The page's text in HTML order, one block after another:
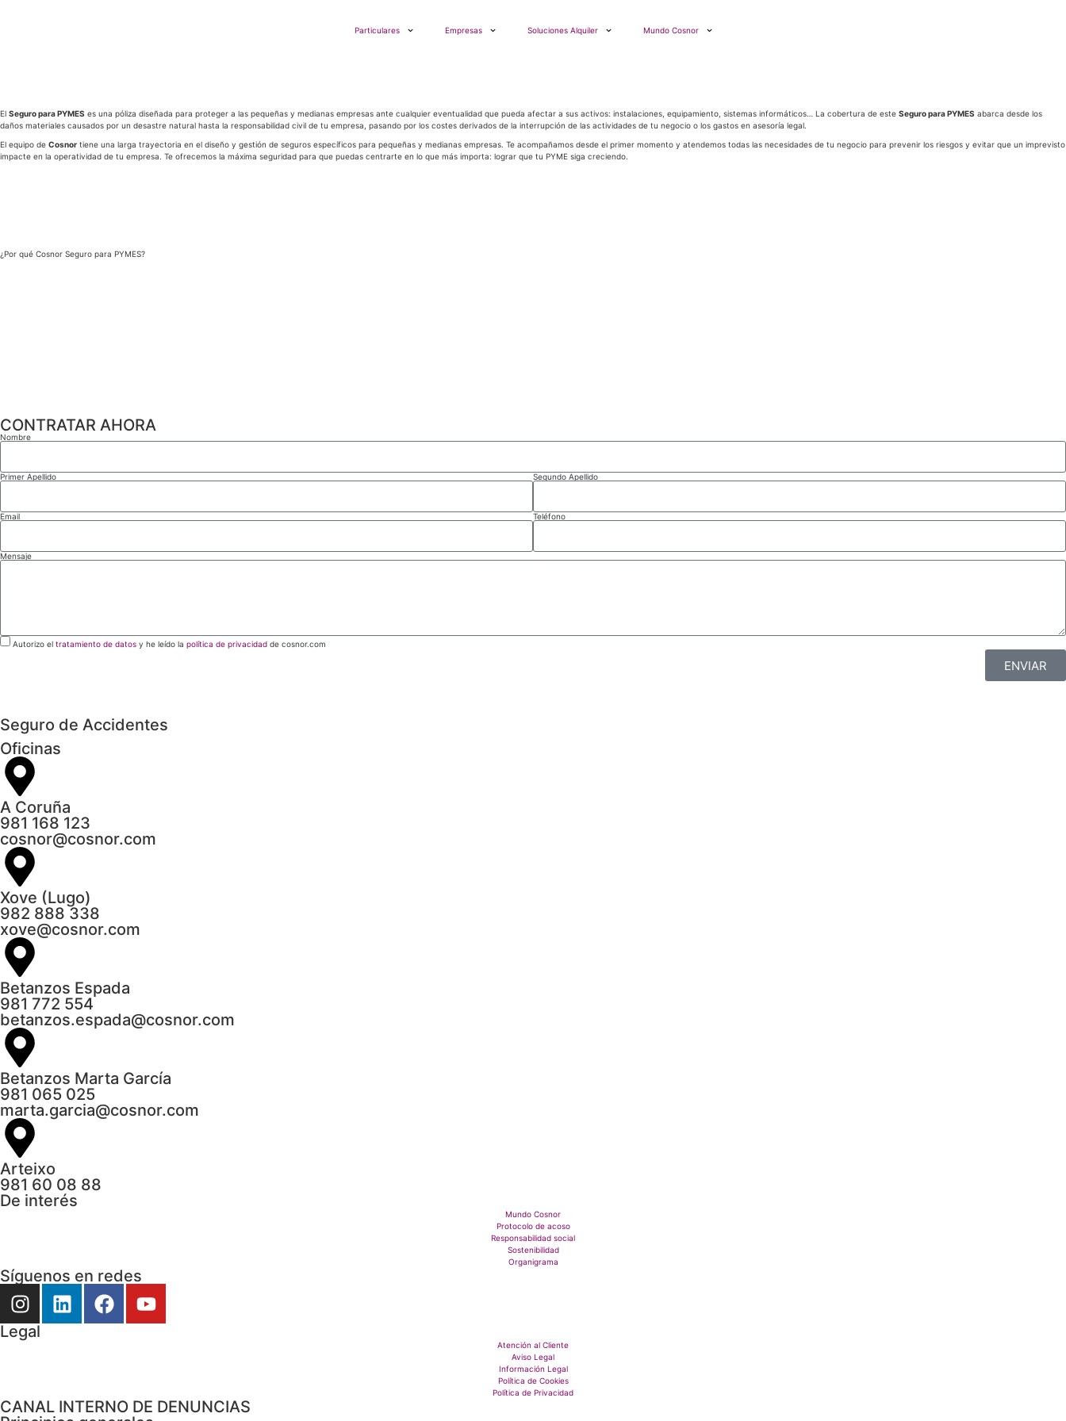
Particulares Empresas Soluciones Alquiler Mundo Cosnor
El Seguro para PYMES es una póliza diseñada para proteger a las pequeñas y medianas empresas ante cualquier eventualidad que pueda afectar a sus activos: instalaciones, equipamiento, sistemas informáticos… La cobertura de este Seguro para PYMES abarca desde los
daños materiales causados por un desastre natural hasta la responsabilidad civil de tu empresa, pasando por los costes derivados de la interrupción de las actividades de tu negocio o los gastos en asesoría legal.
El equipo de Cosnor tiene una larga trayectoria en el diseño y gestión de seguros específicos para pequeñas y medianas empresas. Te acompañamos desde el primer momento y atendemos todas las necesidades de tu negocio para prevenir los riesgos y evitar que un imprevisto
impacte en la operatividad de tu empresa. Te ofrecemos la máxima seguridad para que puedas centrarte en lo que más importa: lograr que tu PYME siga creciendo.
¿Por qué Cosnor Seguro para PYMES?
CONTRATAR AHORA
Nombre
Primer Apellido Segundo Apellido
Email Teléfono
Mensaje
Autorizo el tratamiento de datos y he leído la política de privacidad de cosnor.com
ENVIAR
Seguro de Accidentes
Oficinas
A Coruña
981 168 123
cosnor@cosnor.com
Xove (Lugo)
982 888 338
xove@cosnor.com
Betanzos Espada
981 772 554
betanzos.espada@cosnor.com
Betanzos Marta García
981 065 025
marta.garcia@cosnor.com
Arteixo
981 60 08 88
De interés
Mundo Cosnor
Protocolo de acoso
Responsabilidad social
Sostenibilidad
Organigrama
Síguenos en redes
Legal
Atención al Cliente
Aviso Legal
Información Legal
Política de Cookies
Política de Privacidad
CANAL INTERNO DE DENUNCIAS